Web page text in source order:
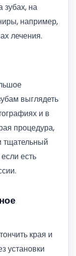
зубах, на
например,
лечения.
выглядеть
и в
процедура,
тщательный
есть
края и
установки